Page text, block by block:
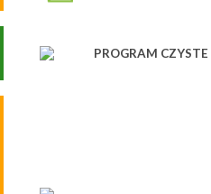
PROGRAM